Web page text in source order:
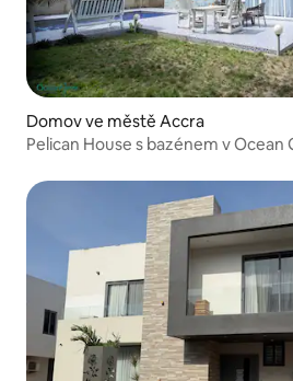
Domov ve městě Accra
Pelican House s bazénem v Ocean